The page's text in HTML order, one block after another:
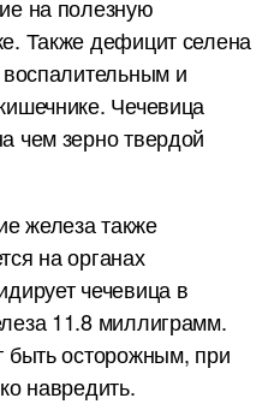
на полезную
Также дефицит селена
и
Чечевица
чем зерно твердой
железа также
на органах
чечевица в
11.8 миллиграмм.
быть осторожным, при
навредить.